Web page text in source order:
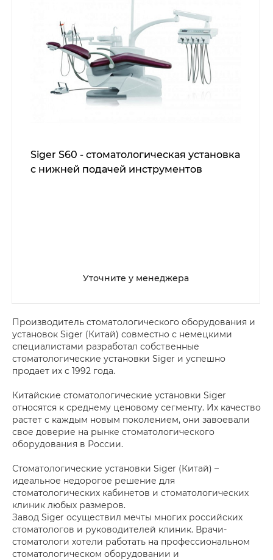
Siger S60 - стоматологическая установка
с нижней подачей инструментов
Уточните у менеджера
Производитель стоматологического оборудования и
установок Siger (Китай) совместно с немецкими
специалистами разработал собственные
стоматологические установки Siger и успешно
продает их с 1992 года.
Китайские стоматологические установки Siger
относятся к среднему ценовому сегменту. Их качество
растет с каждым новым поколением, они завоевали
свое доверие на рынке стоматологического
оборудования в России.
Стоматологические установки Siger (Китай) –
идеальное недорогое решение для
стоматологических кабинетов и стоматологических
клиник любых размеров.
Завод Siger осуществил мечты многих российских
стоматологов и руководителей клиник. Врачи-
стоматологи хотели работать на профессиональном
стоматологическом оборудовании и